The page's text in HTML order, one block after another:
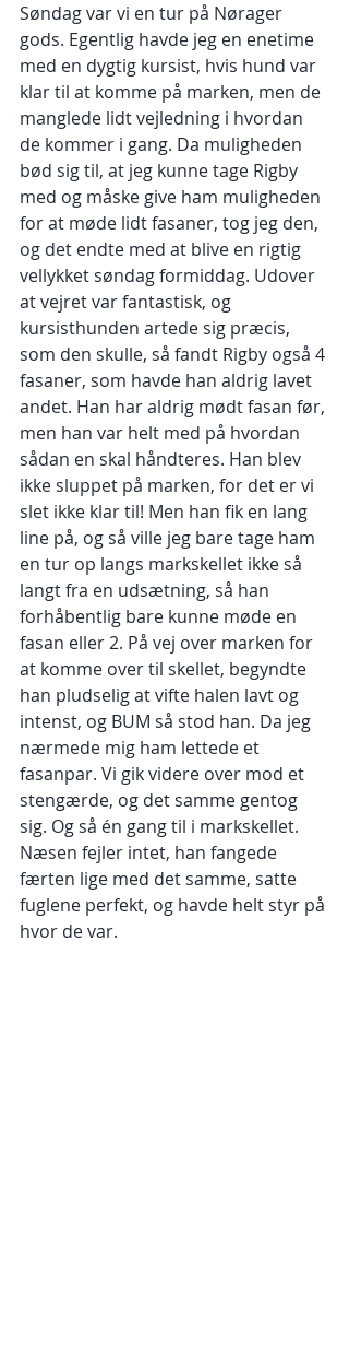
Søndag var vi en tur på Nørager
gods. Egentlig havde jeg en enetime
med en dygtig kursist, hvis hund var
klar til at komme på marken, men de
manglede lidt vejledning i hvordan
de kommer i gang. Da muligheden
bød sig til, at jeg kunne tage Rigby
med og måske give ham muligheden
for at møde lidt fasaner, tog jeg den,
og det endte med at blive en rigtig
vellykket søndag formiddag. Udover
at vejret var fantastisk, og
kursisthunden artede sig præcis,
som den skulle, så fandt Rigby også 4
fasaner, som havde han aldrig lavet
andet. Han har aldrig mødt fasan før,
men han var helt med på hvordan
sådan en skal håndteres. Han blev
ikke sluppet på marken, for det er vi
slet ikke klar til! Men han fik en lang
line på, og så ville jeg bare tage ham
en tur op langs markskellet ikke så
langt fra en udsætning, så han
forhåbentlig bare kunne møde en
fasan eller 2. På vej over marken for
at komme over til skellet, begyndte
han pludselig at vifte halen lavt og
intenst, og BUM så stod han. Da jeg
nærmede mig ham lettede et
fasanpar. Vi gik videre over mod et
stengærde, og det samme gentog
sig. Og så én gang til i markskellet.
Næsen fejler intet, han fangede
færten lige med det samme, satte
fuglene perfekt, og havde helt styr på
hvor de var.